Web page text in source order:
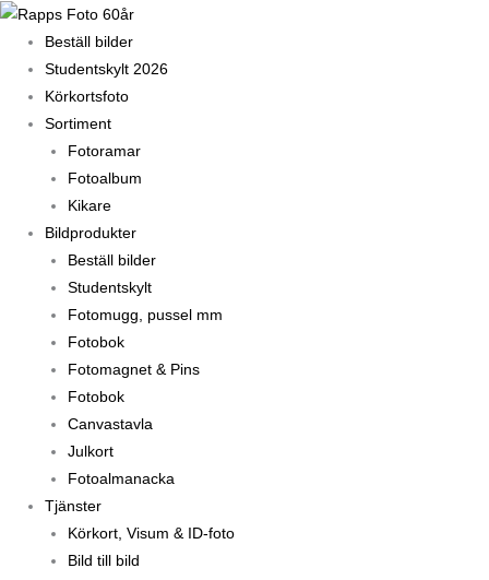
Hoppa
innehåll
Beställ bilder
Studentskylt 2026
Körkortsfoto
Sortiment
Fotoramar
Fotoalbum
Kikare
Bildprodukter
Beställ bilder
Studentskylt
Fotomugg, pussel mm
Fotobok
Fotomagnet & Pins
Fotobok
Canvastavla
Julkort
Fotoalmanacka
Tjänster
Körkort, Visum & ID-foto
Bild till bild